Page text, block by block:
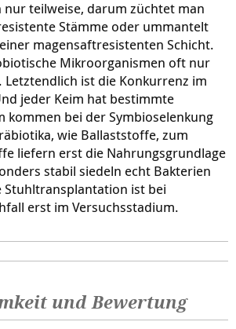
nur teilweise, darum züchtet man
Stämme oder ummantelt
magensaftresistenten Schicht.
Mikroorganismen oft nur
Letztendlich ist die Konkurrenz im
jeder Keim hat bestimmte
kommen bei der Symbioselenkung
wie Ballaststoffe, zum
liefern erst die Nahrungsgrundlage
stabil siedeln echt Bakterien
Stuhltransplantation ist bei
erst im Versuchsstadium.
und Bewertung